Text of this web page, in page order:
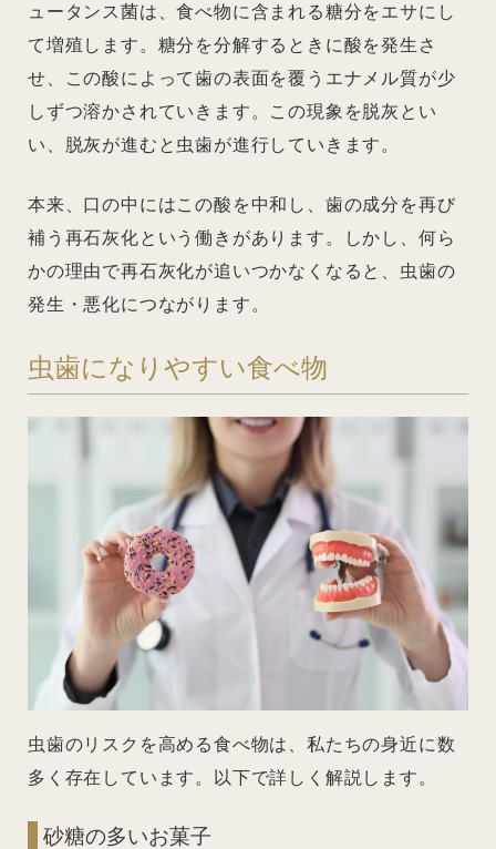
ュータンス菌は、食べ物に含まれる糖分をエサにし
て増殖します。糖分を分解するときに酸を発生さ
せ、この酸によって歯の表面を覆うエナメル質が少
しずつ溶かされていきます。この現象を脱灰とい
い、脱灰が進むと虫歯が進行していきます。
本来、口の中にはこの酸を中和し、歯の成分を再び
補う再石灰化という働きがあります。しかし、何ら
かの理由で再石灰化が追いつかなくなると、虫歯の
発生・悪化につながります。
虫歯になりやすい食べ物
虫歯のリスクを高める食べ物は、私たちの身近に数
多く存在しています。以下で詳しく解説します。
砂糖の多いお菓子